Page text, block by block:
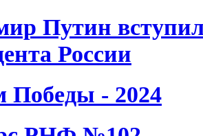
Путин
России
Победы - 2024